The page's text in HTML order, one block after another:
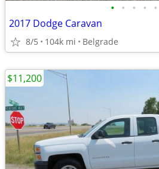
• • • • •
2017 Dodge Caravan
8/5 104k mi Belgrade
$11,200